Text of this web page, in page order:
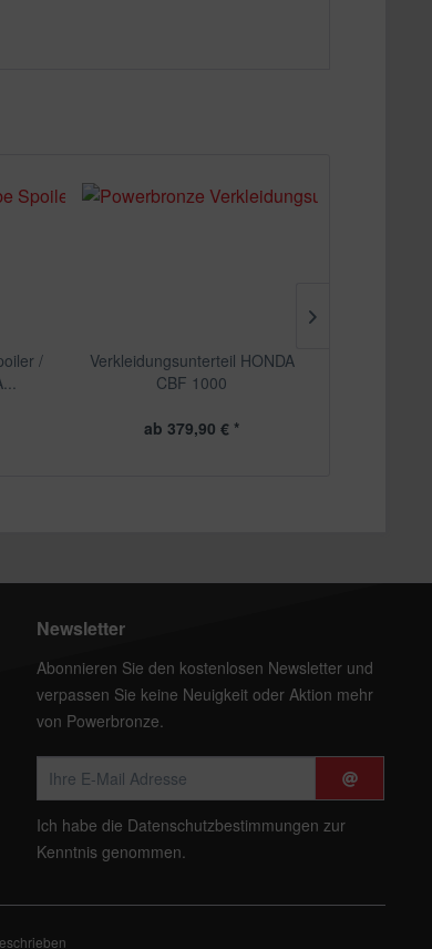
/
Verkleidungsunterteil HONDA
CBF 1000
ab 379,90 € *
Newsletter
Abonnieren Sie den kostenlosen Newsletter und
verpassen Sie keine Neuigkeit oder Aktion mehr
von Powerbronze.
Ich habe die Datenschutzbestimmungen zur
Kenntnis genommen.